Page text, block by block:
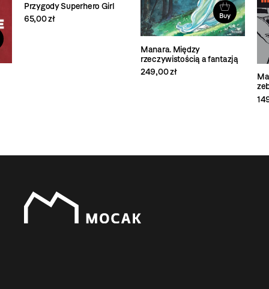
Przygody Superhero Girl
65,00 zł
Buy
Manara. Między
rzeczywistością a fantazją
249,00 zł